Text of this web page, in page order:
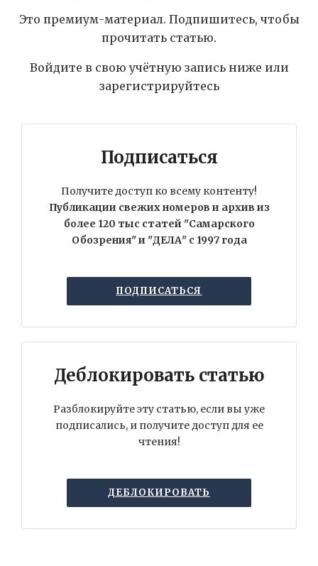
Это премиум-материал. Подпишитесь, чтобы
прочитать статью.
Войдите в свою учётную запись ниже или
зарегистрируйтесь
Подписаться
Получите доступ ко всему контенту!
Публикации свежих номеров и архив из
более 120 тыс статей "Самарского
Обозрения" и "ДЕЛА" с 1997 года
ПОДПИСАТЬСЯ
Деблокировать статью
Разблокируйте эту статью, если вы уже
подписались, и получите доступ для ее
чтения!
ДЕБЛОКИРОВАТЬ